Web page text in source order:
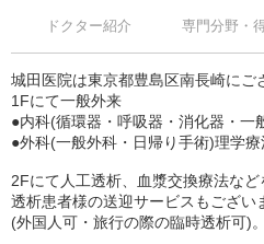
ドクター紹介 専門分野・
城田医院は東京都豊島区南長崎にご
1Fにて一般外来
●内科(循環器・呼吸器・消化器・一
●外科(一般外科・日帰り手術)理学
2Fにて人工透析、血漿交換療法など
透析患者様の送迎サービスもござい
(外国人可・旅行の際の臨時透析可)。